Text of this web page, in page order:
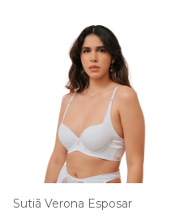
Sutiã Verona Esposar